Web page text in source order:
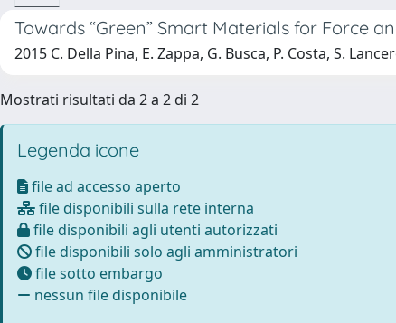
Towards “Green” Smart Materials for Force
2015 C. Della Pina, E. Zappa, G. Busca, P. Costa, S.
Mostrati risultati da 2 a 2 di 2
Legenda icone
file ad accesso aperto
file disponibili sulla rete interna
file disponibili agli utenti autorizzati
file disponibili solo agli amministratori
file sotto embargo
nessun file disponibile